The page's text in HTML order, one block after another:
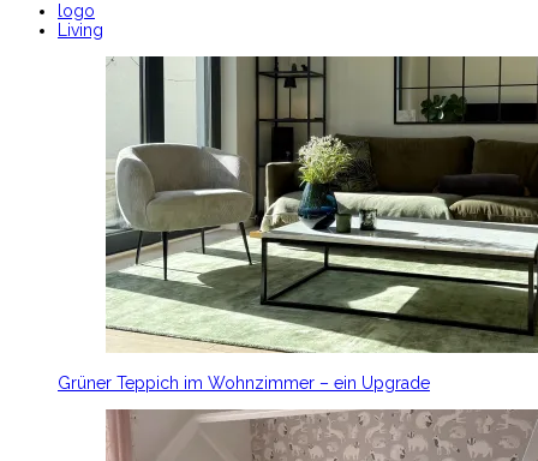
logo
Living
Grüner Teppich im Wohnzimmer – ein Upgrade